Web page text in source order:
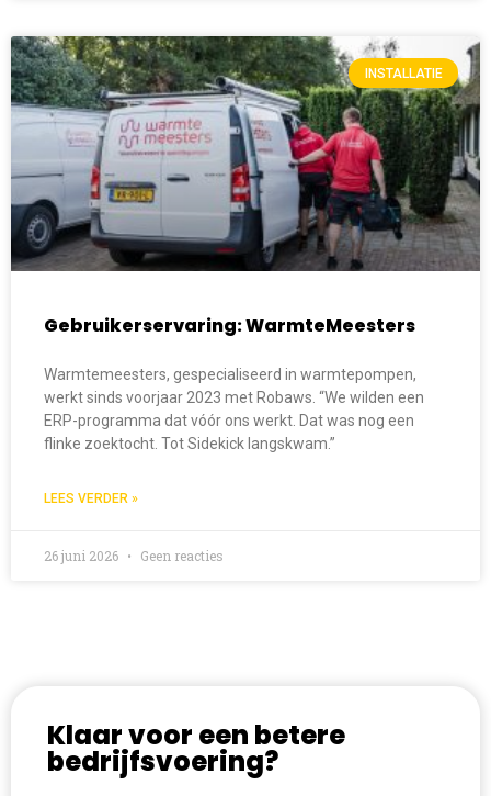
INSTALLATIE
Gebruikerservaring: WarmteMeesters
Warmtemeesters, gespecialiseerd in warmtepompen,
werkt sinds voorjaar 2023 met Robaws. “We wilden een
ERP-programma dat vóór ons werkt. Dat was nog een
flinke zoektocht. Tot Sidekick langskwam.”
LEES VERDER »
26 juni 2026 Geen reacties
Klaar voor een betere
bedrijfsvoering?